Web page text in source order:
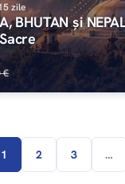
zile
BHUTAN și
€
1 2 3 …